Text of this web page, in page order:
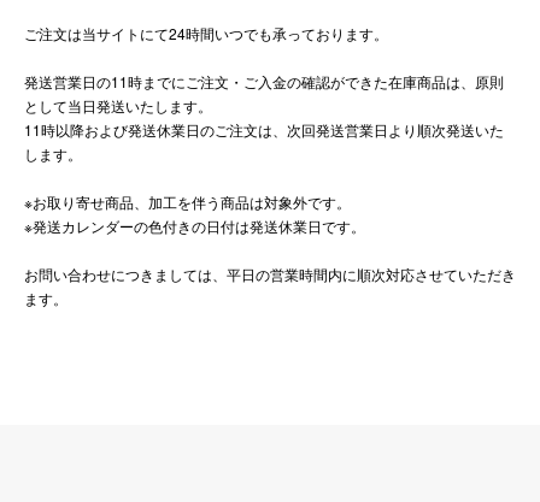
ご注文は当サイトにて24時間いつでも承っております。
発送営業日の11時までにご注文・ご入金の確認ができた在庫商品は、原則
として当日発送いたします。
11時以降および発送休業日のご注文は、次回発送営業日より順次発送いた
します。
※お取り寄せ商品、加工を伴う商品は対象外です。
※発送カレンダーの色付きの日付は発送休業日です。
お問い合わせにつきましては、平日の営業時間内に順次対応させていただき
ます。